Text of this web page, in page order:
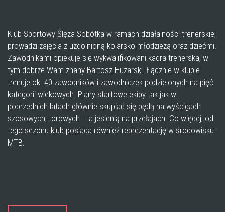
Klub Sportowy Ślęża Sobótka w ramach działalności trenerskiej
prowadzi zajęcia z uzdolnioną kolarsko młodzieżą oraz dziećmi.
Zawodnikami opiekuje się wykwalifikowani kadra trenerska, w
tym dobrze Wam znany Bartosz Huzarski. Łącznie w klubie
trenuje ok. 40 zawodników i zawodniczek podzielonych na pięć
kategorii wiekowych. Plany startowe ekipy tak jak w
poprzednich latach głównie skupiać się będą na wyścigach
szosowych, torowych – a jesienią na przełajach. Co więcej, od
tego sezonu klub posiada również reprezentację w środowisku
MTB.